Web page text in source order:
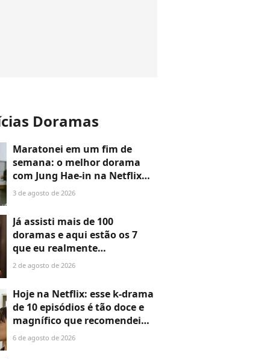
Doramas
Maratonei em um fim de
semana: o melhor dorama
com Jung Hae-in na Netflix
tem apenas 12 episódios e é
impactante
3 de agosto de 2026
Já assisti mais de 100
doramas e aqui estão os 7
que eu realmente
recomendaria para quem
séries coreanas
2 de agosto de 2026
Hoje na Netflix: esse k-drama
de 10 episódios é tão doce e
magnífico que recomendei
para a minha mãe de 59 anos
6 de agosto de 2026